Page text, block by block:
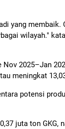
yang membaik.
wilayah."
2025–Jan
meningkat
potensi
juta ton GKG,